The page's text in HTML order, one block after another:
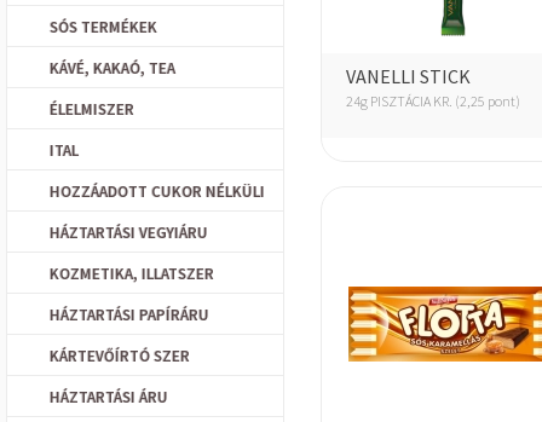
SÓS TERMÉKEK
KÁVÉ, KAKAÓ, TEA
ÉLELMISZER
ITAL
HOZZÁADOTT CUKOR NÉLKÜLI
HÁZTARTÁSI VEGYIÁRU
KOZMETIKA, ILLATSZER
HÁZTARTÁSI PAPÍRÁRU
KÁRTEVŐÍRTÓ SZER
HÁZTARTÁSI ÁRU
VANELLI STICK
24g PISZTÁCIA KR. (2,25 pont)